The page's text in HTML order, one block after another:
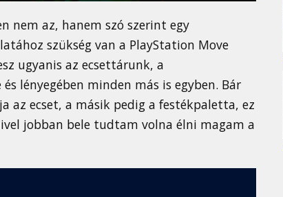
nem az, hanem szó szerint egy
szükség van a PlayStation Move
ugyanis az ecsettárunk, a
lényegében minden más is egyben. Bár
az ecset, a másik pedig a festékpaletta, ez
jobban bele tudtam volna élni magam a